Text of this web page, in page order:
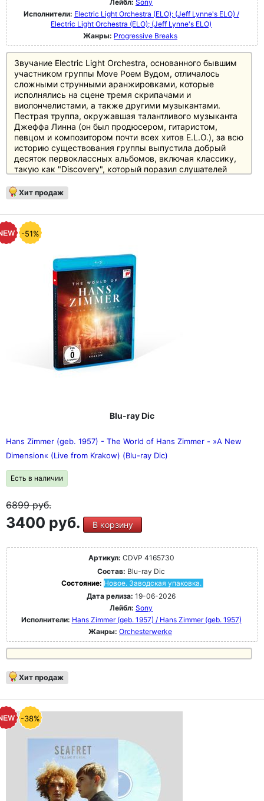
Лейбл: Sony
Исполнители: Electric Light Orchestra (ELO); (Jeff Lynne's ELO) /
Electric Light Orchestra (ELO); (Jeff Lynne's ELO)
Жанры: Progressive Breaks
Звучание Electric Light Orchestra, основанного бывшим
участником группы Move Роем Вудом, отличалось
сложными струнными аранжировками, которые
исполнялись на сцене тремя скрипачами и
виолончелистами, а также другими музыкантами.
Пестрая труппа, окружавшая талантливого музыканта
Джеффа Линна (он был продюсером, гитаристом,
певцом и композитором почти всех хитов E.L.O.), за всю
историю существования группы выпустила добрый
десяток первоклассных альбомов, включая классику,
такую как "Discovery", который поразил слушателей
London" и "Don't Bring Me Down".
Хит продаж
-51%
Blu-ray Dic
Hans Zimmer (geb. 1957) - The World of Hans Zimmer - »A New
Dimension« (Live from Krakow) (Blu-ray Dic)
Есть в наличии
6899руб.
3400 руб. В корзину
Артикул: CDVP 4165730
Состав: Blu-ray Dic
Состояние: Новое. Заводская упаковка.
Дата релиза: 19-06-2026
Лейбл: Sony
Исполнители: Hans Zimmer (geb. 1957) / Hans Zimmer (geb. 1957)
Жанры: Orchesterwerke
Хит продаж
-38%